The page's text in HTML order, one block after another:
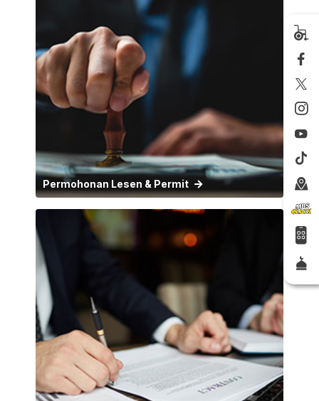
Permohonan Lesen & Permit